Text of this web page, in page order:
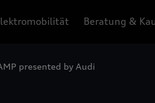
Beratung &
presented by Audi